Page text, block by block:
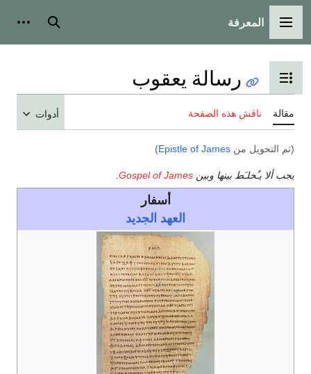
القائمة الرئيسية
المعرفة بحث
تبديل عرض جدول المحتويات
رسالة يعقوب
مقالة ناقش هذه الصفحة أدوات
(تم التحويل من Epistle of James
)
يجب ألا يـُخلـَط بينها وبين Gospel of James
أسفار
العهد الجديد